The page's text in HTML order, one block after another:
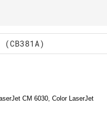
CM 6030, Color LaserJet